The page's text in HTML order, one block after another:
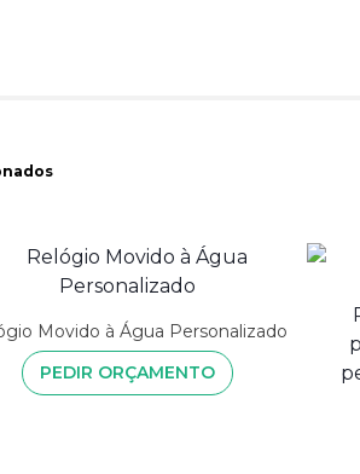
Movido à Água Personalizado
PEDIR ORÇAMENTO